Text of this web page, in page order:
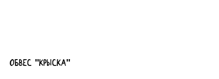
Обвес "Крыска"